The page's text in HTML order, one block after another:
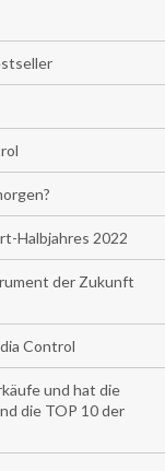
Halbjahres 2022
der Zukunft
Control
und hat die
die TOP 10 der